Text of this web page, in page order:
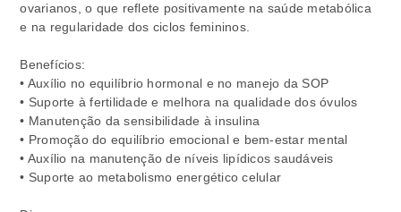
ovarianos, o que reflete positivamente na saúde metabólica
e na regularidade dos ciclos femininos.
Benefícios:
• Auxílio no equilíbrio hormonal e no manejo da SOP
• Suporte à fertilidade e melhora na qualidade dos óvulos
• Manutenção da sensibilidade à insulina
• Promoção do equilíbrio emocional e bem-estar mental
• Auxílio na manutenção de níveis lipídicos saudáveis
• Suporte ao metabolismo energético celular